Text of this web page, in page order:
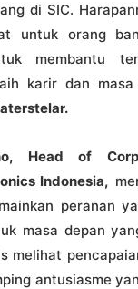
di SIC.
untuk orang
membantu
karir dan
Head of
Indonesia,
peranan
masa depan
melihat
antusiasme